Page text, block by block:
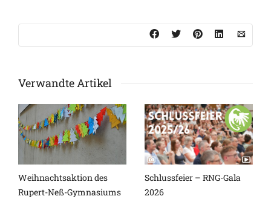
Verwandte Artikel
Weihnachtsaktion des
Rupert-Neß-Gymnasiums
Schlussfeier – RNG-Gala
2026